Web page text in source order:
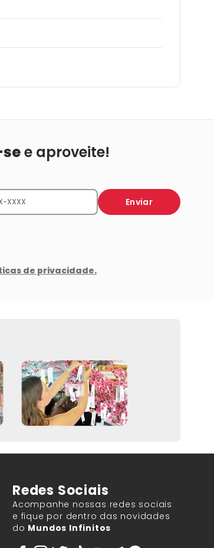
Redes Sociais
Acompanhe nossas redes sociais
e fique por dentro das novidades
do Mundos Infinitos